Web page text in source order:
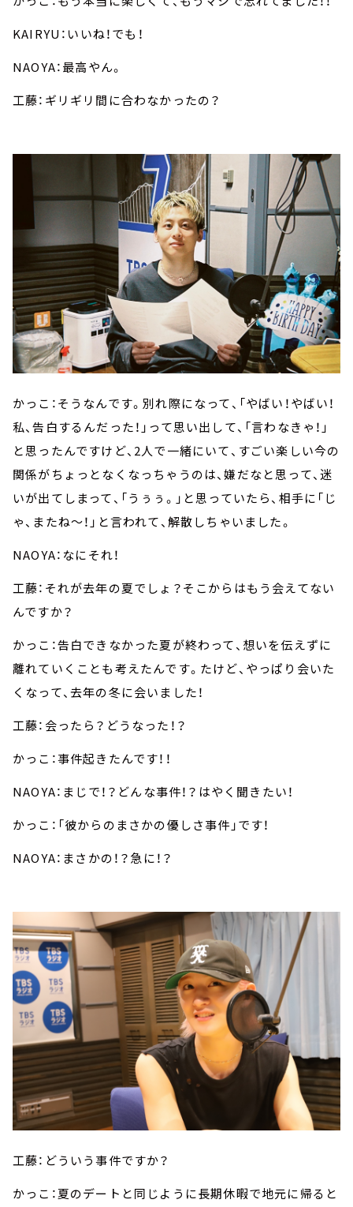
KAIRYU：いいね！でも！
NAOYA：最高やん。
工藤：ギリギリ間に合わなかったの？
かっこ：そうなんです。別れ際になって、「やばい！やばい！
私、告白するんだった！」って思い出して、「言わなきゃ！」
と思ったんですけど、2人で一緒にいて、すごい楽しい今の
関係がちょっとなくなっちゃうのは、嫌だなと思って、迷
いが出てしまって、「うぅぅ。」と思っていたら、相手に「じ
ゃ、またね～！」と言われて、解散しちゃいました。
NAOYA：なにそれ！
工藤：それが去年の夏でしょ？そこからはもう会えてない
んですか？
かっこ：告白できなかった夏が終わって、想いを伝えずに
離れていくことも考えたんです。たけど、やっぱり会いた
くなって、去年の冬に会いました！
工藤：会ったら？どうなった！？
かっこ：事件起きたんです！！
NAOYA：まじで！？どんな事件！？はやく聞きたい！
かっこ：「彼からのまさかの優しさ事件」です！
NAOYA：まさかの！？急に！？
工藤：どういう事件ですか？
かっこ：夏のデートと同じように長期休暇で地元に帰ると